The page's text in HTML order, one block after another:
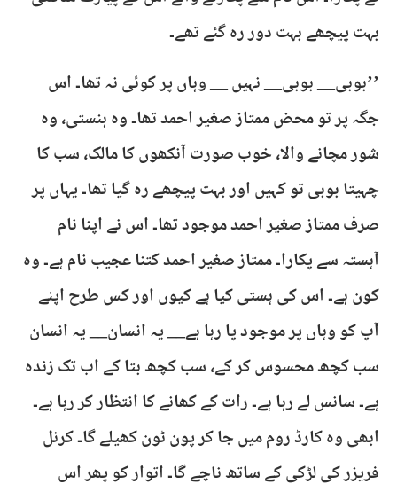
بہت پیچھے بہت دور رہ گئے تھے۔
’’بوبی__ بوبی__ نہیں __ وہاں پر کوئی نہ تھا۔ اس
جگہ پر تو محض ممتاز صغیر احمد تھا۔ وہ ہنستی، وہ
شور مچانے والا، خوب صورت آنکھوں کا مالک، سب کا
چہیتا بوبی تو کہیں اور بہت پیچھے رہ گیا تھا۔ یہاں پر
صرف ممتاز صغیر احمد موجود تھا۔ اس نے اپنا نام
آہستہ سے پکارا۔ ممتاز صغیر احمد کتنا عجیب نام ہے۔ وہ
کون ہے۔ اس کی ہستی کیا ہے کیوں اور کس طرح اپنے
آپ کو وہاں پر موجود پا رہا ہے__ یہ انسان__ یہ انسان
سب کچھ محسوس کر کے، سب کچھ بتا کے اب تک زندہ
ہے۔ سانس لے رہا ہے۔ رات کے کھانے کا انتظار کر رہا ہے۔
ابھی وہ کارڈ روم میں جا کر پون ٹون کھیلے گا۔ کرنل
فریزر کی لڑکی کے ساتھ ناچے گا۔ اتوار کو پھر اس